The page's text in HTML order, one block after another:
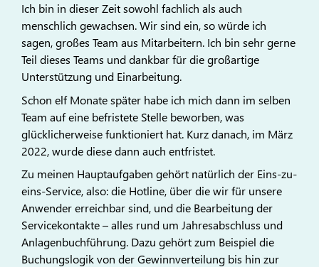
Ich bin in dieser Zeit sowohl fachlich als auch
menschlich gewachsen. Wir sind ein, so würde ich
sagen, großes Team aus Mitarbeitern. Ich bin sehr gerne
Teil dieses Teams und dankbar für die großartige
Unterstützung und Einarbeitung.
Schon elf Monate später habe ich mich dann im selben
Team auf eine befristete Stelle beworben, was
glücklicherweise funktioniert hat. Kurz danach, im März
2022, wurde diese dann auch entfristet.
Zu meinen Hauptaufgaben gehört natürlich der Eins-zu-
eins-Service, also: die Hotline, über die wir für unsere
Anwender erreichbar sind, und die Bearbeitung der
Servicekontakte – alles rund um Jahresabschluss und
Anlagenbuchführung. Dazu gehört zum Beispiel die
Buchungslogik von der Gewinnverteilung bis hin zur